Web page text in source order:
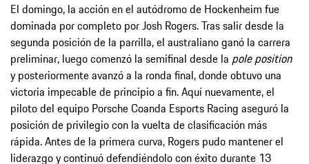
El domingo, la acción en el autódromo de Hockenheim fue
dominada por completo por Josh Rogers. Tras salir desde la
segunda posición de la parrilla, el australiano ganó la carrera
preliminar, luego comenzó la semifinal desde la pole position
y posteriormente avanzó a la ronda final, donde obtuvo una
victoria impecable de principio a fin. Aquí nuevamente, el
piloto del equipo Porsche Coanda Esports Racing aseguró la
posición de privilegio con la vuelta de clasificación más
rápida. Antes de la primera curva, Rogers pudo mantener el
liderazgo y continuó defendiéndolo con éxito durante 13